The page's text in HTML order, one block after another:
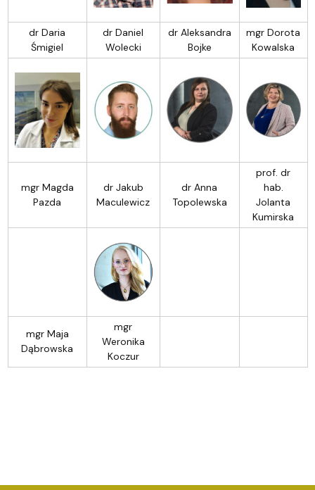
dr Daria
Śmigiel
dr Daniel
Wolecki
dr Aleksandra
Bojke
mgr Dorota
Kowalska
mgr Magda
Pazda
dr Jakub
Maculewicz
dr Anna
Topolewska
prof. dr
hab.
Jolanta
Kumirska
mgr Maja
Dąbrowska
mgr
Weronika
Koczur